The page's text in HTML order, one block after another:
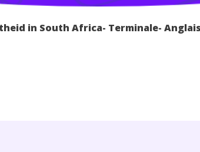
in South Africa- Terminale- Anglais